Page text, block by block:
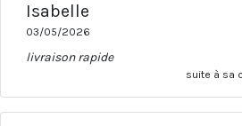
Isabelle
03/05/2026
livraison rapide
suite à sa